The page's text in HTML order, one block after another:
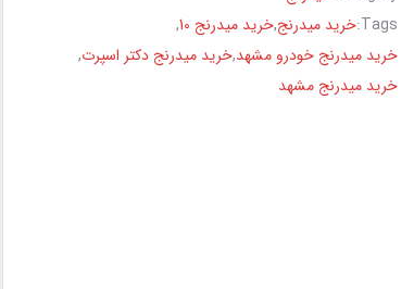
Tags: خرید میدرنج,خرید میدرنج 10
,
خرید میدرنج خودرو مشهد,خرید میدرنج دکتر اسپرت,
خرید میدرنج مشهد